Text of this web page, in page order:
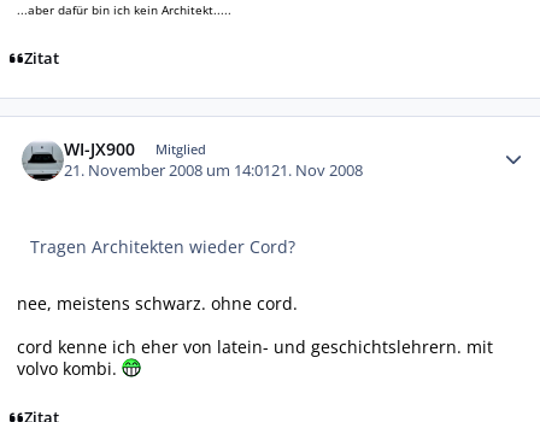
...aber dafür bin ich kein Architekt.....
Zitat
WI-JX900 Mitglied
21. November 2008 um 14:0121. Nov 2008
Tragen Architekten wieder Cord?
nee, meistens schwarz. ohne cord.
cord kenne ich eher von latein- und geschichtslehrern. mit
volvo kombi.